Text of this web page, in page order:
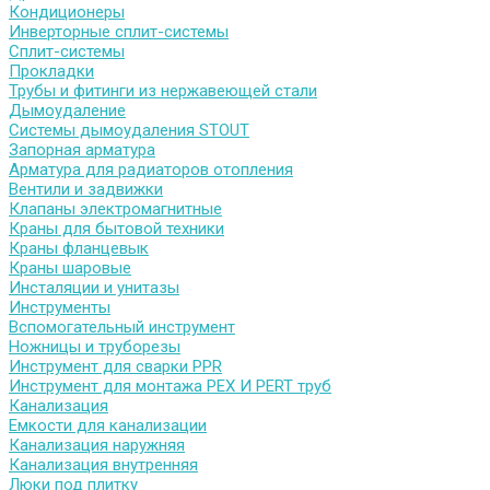
Кондиционеры
Инверторные сплит-системы
Сплит-системы
Прокладки
Трубы и фитинги из нержавеющей стали
Дымоудаление
Системы дымоудаления STOUT
Запорная арматура
Арматура для радиаторов отопления
Вентили и задвижки
Клапаны электромагнитные
Краны для бытовой техники
Краны фланцевык
Краны шаровые
Инсталяции и унитазы
Инструменты
Вспомогательный инструмент
Ножницы и труборезы
Инструмент для сварки PPR
Инструмент для монтажа PEX И PERT труб
Канализация
Емкости для канализации
Канализация наружняя
Канализация внутренняя
Люки под плитку